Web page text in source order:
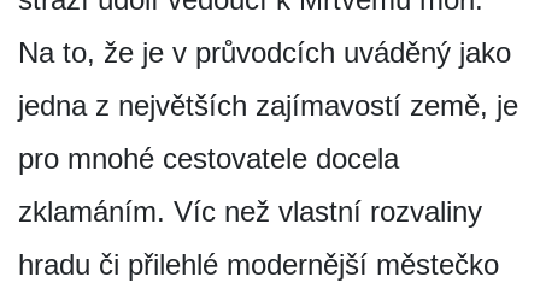
Na to, že je v průvodcích uváděný jako
jedna z největších zajímavostí země, je
pro mnohé cestovatele docela
zklamáním. Víc než vlastní rozvaliny
hradu či přilehlé modernější městečko